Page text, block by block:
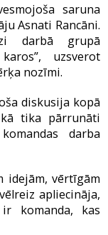
saruna
Asnati Rancāni.
darbā grupā
uzsverot
nozīmi.
diskusija kopā
tika pārrunāti
darba
idejām, vērtīgām
apliecināja,
komanda, kas